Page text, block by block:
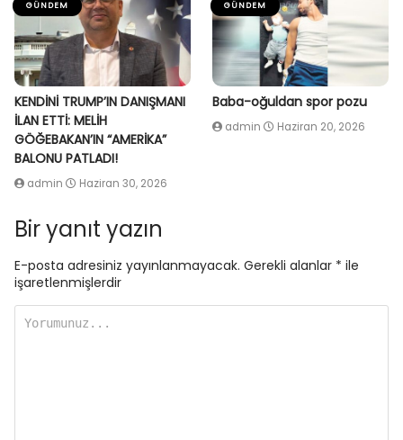
GÜNDEM
KENDİNİ TRUMP’IN DANIŞMANI
İLAN ETTİ: MELİH
GÖĞEBAKAN’IN “AMERİKA”
BALONU PATLADI!
admin Haziran 30, 2026
GÜNDEM
Baba-oğuldan spor pozu
admin Haziran 20, 2026
Bir yanıt yazın
E-posta adresiniz yayınlanmayacak. Gerekli alanlar * ile
işaretlenmişlerdir